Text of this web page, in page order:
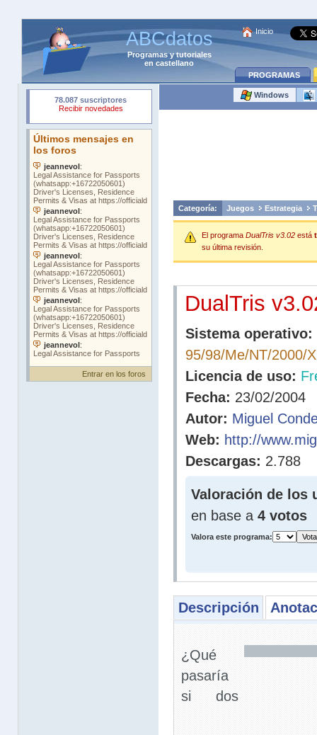
ABCdatos
Programasytutoriales
en castellano
Inicio
PROGRAMAS
Entrar en los foros
Windows
Categoría: Juegos Estrategia
El programa DualTris v3.02 está
su última revisión.
DualTris
Sistema operativo:
95/98/Me/NT/2000/
Licencia de uso:
Fecha: 23/02/2004
Autor: Miguel
Web: http://
Descargas: 2.788
Valoración de los
en base a 4 votos
Valora este programa:
Descripción
¿Qué
pasaría
si dos